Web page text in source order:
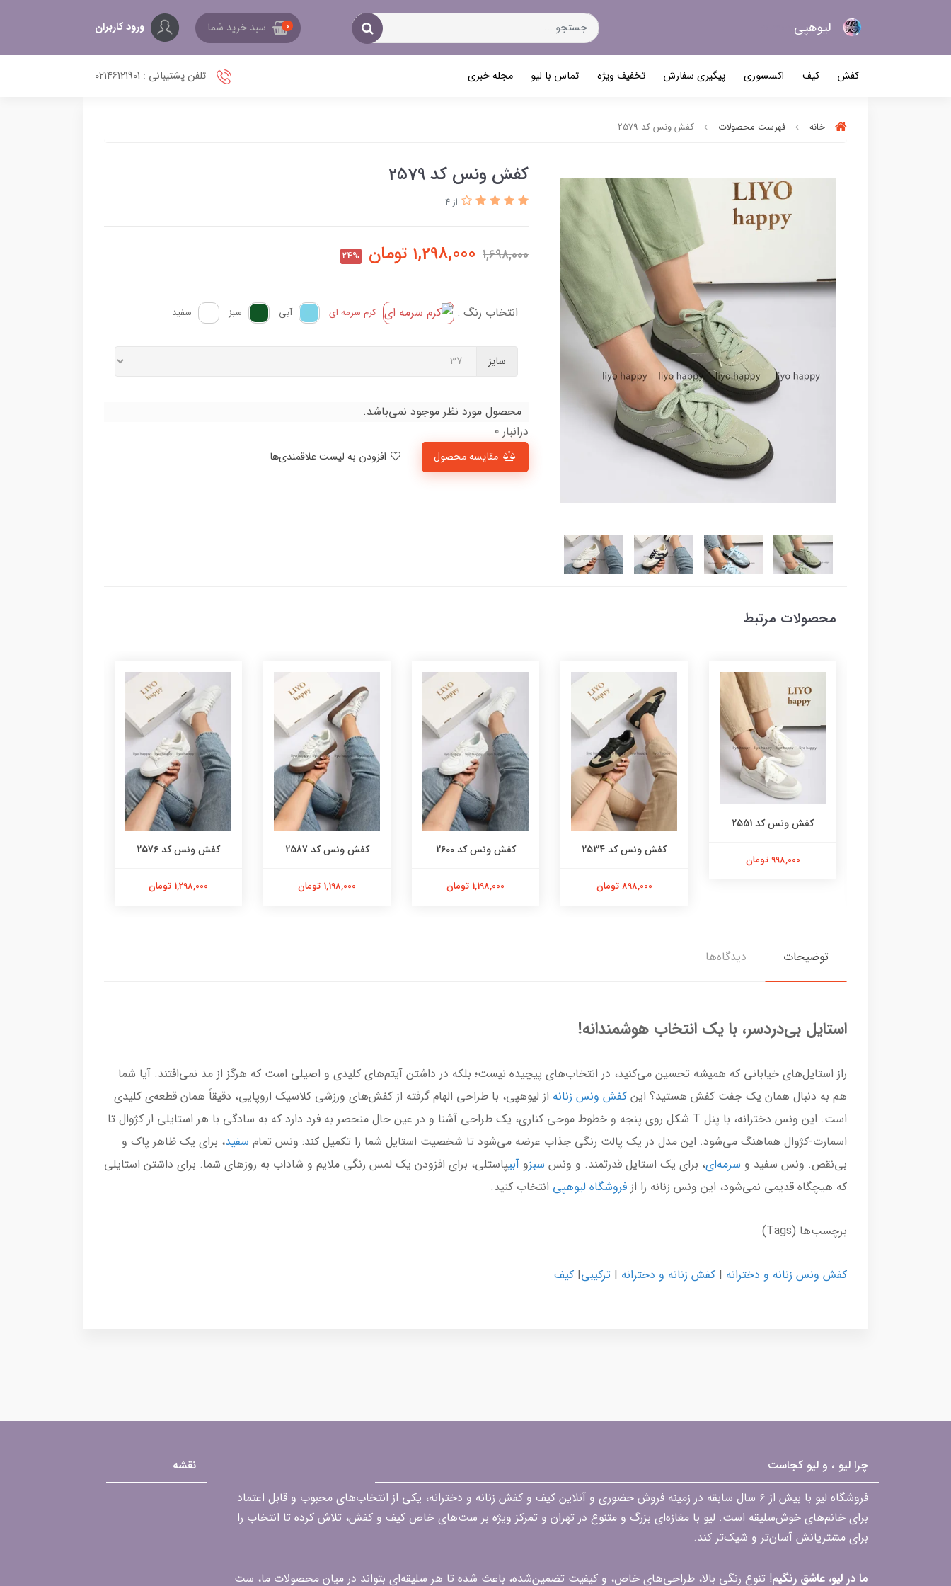
لیو‌هپی 0 سبد خرید شما ورود کاربران
کفش کیف اکسسوری پیگیری سفارش تخفیف ویژه تماس با لیو مجله خبری تلفن پشتیبانی : 02146121901
خانه فهرست محصولات کفش ونس کد 2579
کفش ونس کد 2579
از 4
1,698,000
1,298,000 تومان 24%
انتخاب رنگ : کرم سرمه ای آبی سبز سفید
سایز
محصول مورد نظر موجود نمی‌باشد.
درانبار 0
مقایسه محصول
محصولات مرتبط
کفش ونس کد 2551
998,000 تومان
کفش ونس کد 2534
898,000 تومان
کفش ونس کد 2600
1,198,000 تومان
کفش ونس کد 2587
1,198,000 تومان
کفش ونس کد 2576
1,298,000 تومان
توضیحات دیدگاه‌ها
استایل بی‌دردسر، با یک انتخاب هوشمندانه!
راز استایل‌های خیابانی که همیشه تحسین می‌کنید، در انتخاب‌های پیچیده نیست؛ بلکه در داشتن آیتم‌های کلیدی و اصیلی است که هرگز از مد نمی‌افتند. آیا شما
هم به دنبال همان یک جفت کفش هستید؟ این کفش ونس زنانه از لیوهپی، با طراحی الهام گرفته از کفش‌های ورزشی کلاسیک اروپایی، دقیقاً همان قطعه‌ی کلیدی
است. این ونس دخترانه، با پنل T شکل روی پنجه و خطوط موجی کناری، یک طراحی آشنا و در عین حال منحصر به فرد دارد که به سادگی با هر استایلی از کژوال تا
اسمارت-کژوال هماهنگ می‌شود. این مدل در یک پالت رنگی جذاب عرضه می‌شود تا شخصیت استایل شما را تکمیل کند: ونس تمام سفید، برای یک ظاهر پاک و
بی‌نقص. ونس سفید و سرمه‌ای، برای یک استایل قدرتمند. و ونس سبزو آبیپاستلی، برای افزودن یک لمس رنگی ملایم و شاداب به روزهای شما. برای داشتن استایلی
که هیچگاه قدیمی نمی‌شود، این ونس زنانه را از فروشگاه لیوهپی انتخاب کنید.
برچسب‌ها (Tags)
کفش ونس زنانه و دخترانه | کفش زنانه و دخترانه | ترکیبی| کیف
چرا لیو ، و لیو کجاست
فروشگاه لیو با بیش از ۶ سال سابقه در زمینه فروش حضوری و آنلاین کیف و کفش زنانه و دخترانه، یکی از انتخاب‌های محبوب و قابل اعتماد
برای خانم‌های خوش‌سلیقه است. لیو با مغازه‌ای بزرگ و متنوع در تهران و تمرکز ویژه بر ست‌های خاص کیف و کفش، تلاش کرده تا انتخاب را
برای مشتریانش آسان‌تر و شیک‌تر کند.
ما در لیو، عاشق رنگیم! تنوع رنگی بالا، طراحی‌های خاص، و کیفیت تضمین‌شده، باعث شده تا هر سلیقه‌ای بتواند در میان محصولات ما، ست
نقشه